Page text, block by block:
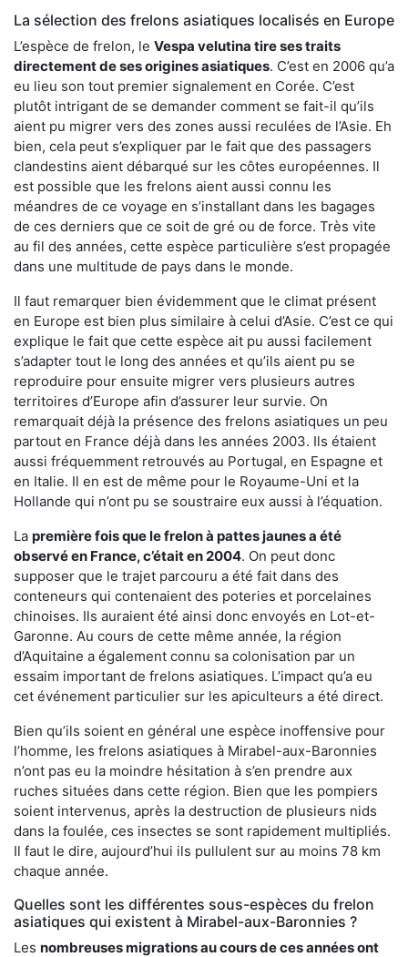
La sélection des frelons asiatiques localisés en Europe
L’espèce de frelon, le Vespa velutina tire ses traits
directement de ses origines asiatiques. C’est en 2006 qu’a
eu lieu son tout premier signalement en Corée. C’est
plutôt intrigant de se demander comment se fait-il qu’ils
aient pu migrer vers des zones aussi reculées de l’Asie. Eh
bien, cela peut s’expliquer par le fait que des passagers
clandestins aient débarqué sur les côtes européennes. Il
est possible que les frelons aient aussi connu les
méandres de ce voyage en s’installant dans les bagages
de ces derniers que ce soit de gré ou de force. Très vite
au fil des années, cette espèce particulière s’est propagée
dans une multitude de pays dans le monde.
Il faut remarquer bien évidemment que le climat présent
en Europe est bien plus similaire à celui d’Asie. C’est ce qui
explique le fait que cette espèce ait pu aussi facilement
s’adapter tout le long des années et qu’ils aient pu se
reproduire pour ensuite migrer vers plusieurs autres
territoires d’Europe afin d’assurer leur survie. On
remarquait déjà la présence des frelons asiatiques un peu
partout en France déjà dans les années 2003. Ils étaient
aussi fréquemment retrouvés au Portugal, en Espagne et
en Italie. Il en est de même pour le Royaume-Uni et la
Hollande qui n’ont pu se soustraire eux aussi à l’équation.
La première fois que le frelon à pattes jaunes a été
observé en France, c’était en 2004. On peut donc
supposer que le trajet parcouru a été fait dans des
conteneurs qui contenaient des poteries et porcelaines
chinoises. Ils auraient été ainsi donc envoyés en Lot-et-
Garonne. Au cours de cette même année, la région
d’Aquitaine a également connu sa colonisation par un
essaim important de frelons asiatiques. L’impact qu’a eu
cet événement particulier sur les apiculteurs a été direct.
Bien qu’ils soient en général une espèce inoffensive pour
l’homme, les frelons asiatiques à Mirabel-aux-Baronnies
n’ont pas eu la moindre hésitation à s’en prendre aux
ruches situées dans cette région. Bien que les pompiers
soient intervenus, après la destruction de plusieurs nids
dans la foulée, ces insectes se sont rapidement multipliés.
Il faut le dire, aujourd’hui ils pullulent sur au moins 78 km
chaque année.
Quelles sont les différentes sous-espèces du frelon
asiatiques qui existent à Mirabel-aux-Baronnies ?
Les nombreuses migrations au cours de ces années ont